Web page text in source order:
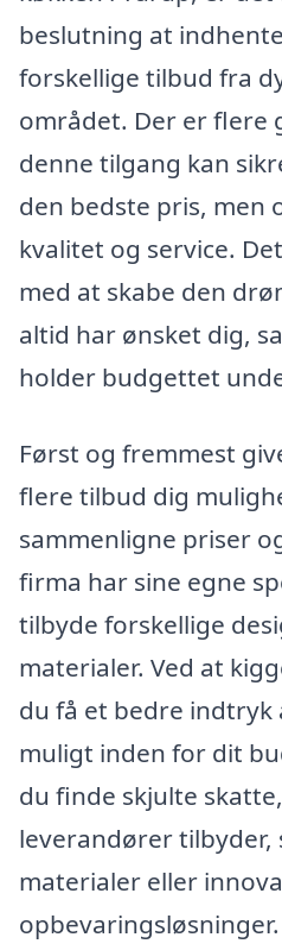
beslutning at
forskellige tilbud fra
området. Der er flere
denne tilgang kan
den bedste pris, men
kvalitet og service.
med at skabe den
altid har ønsket dig,
holder budgettet
Først og fremmest
flere tilbud dig
sammenligne priser
firma har sine egne
tilbyde forskellige
materialer. Ved at
du få et bedre indtryk
muligt inden for dit
du finde skjulte
leverandører
materialer eller
opbevaringsløsninger.